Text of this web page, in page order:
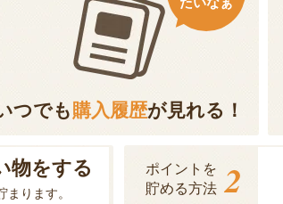
つでも購入履歴が見れる！
物をする
まります。
ポイントを
貯める方法 2